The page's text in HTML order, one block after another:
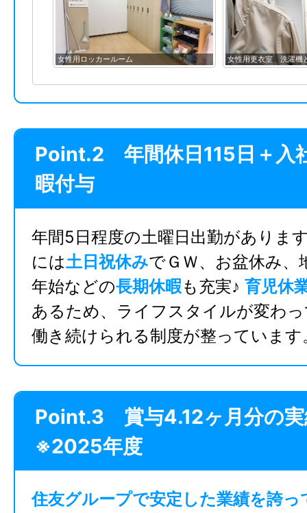
女性用更衣室 洗濯機と乾燥機も完備 女性用更衣室・シャワ
Point.2 年間休日115日＋入
暇付与
年間5日程度の土曜日出勤がありま
には土日祝休みでＧＷ、お盆休み、
年始などの長期休暇も充実♪ 育児休
あるため、ライフスタイルが変わ
働き続けられる制度が整っています
Point.3 賞与4.12ヶ月分の実
※2025年度
住友グループで安定した業績を誇っ